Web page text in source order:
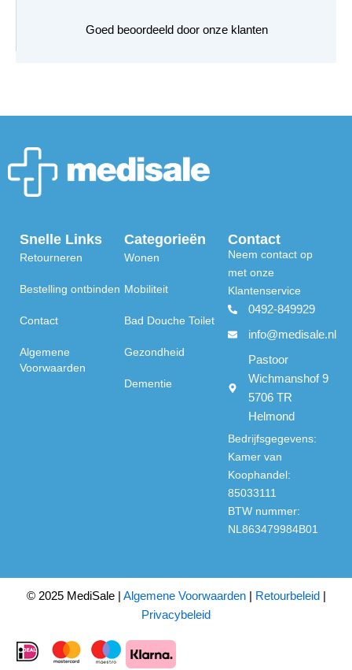
Goed beoordeeld door onze klanten
Snelle Links
Retourneren
Bestelling ontbinden
Contact
Algemene
Voorwaarden
Categorieën
Wonen
Mobiliteit
Bad Douche Toilet
Gezondheid
Dementie
Contact
Neem contact op
met onze
Klantenservice
0492-849929
info@medisale.nl
Pastoor
Wichmanshof 9
5706 TR
Helmond
Bedrijfsgegevens:
Kamer van
Koophandel:
85033111
BTW nummer:
NL863479984B01
© 2025 MediSale | Algemene Voorwaarden| Retourbeleid
Privacybeleid